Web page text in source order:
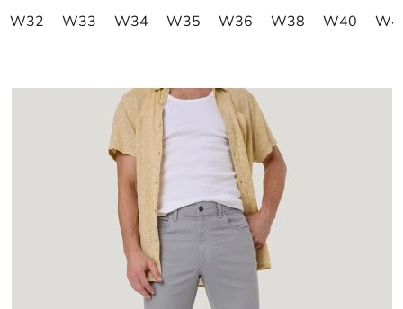
W32 W33 W34 W35 W36 W38 W40